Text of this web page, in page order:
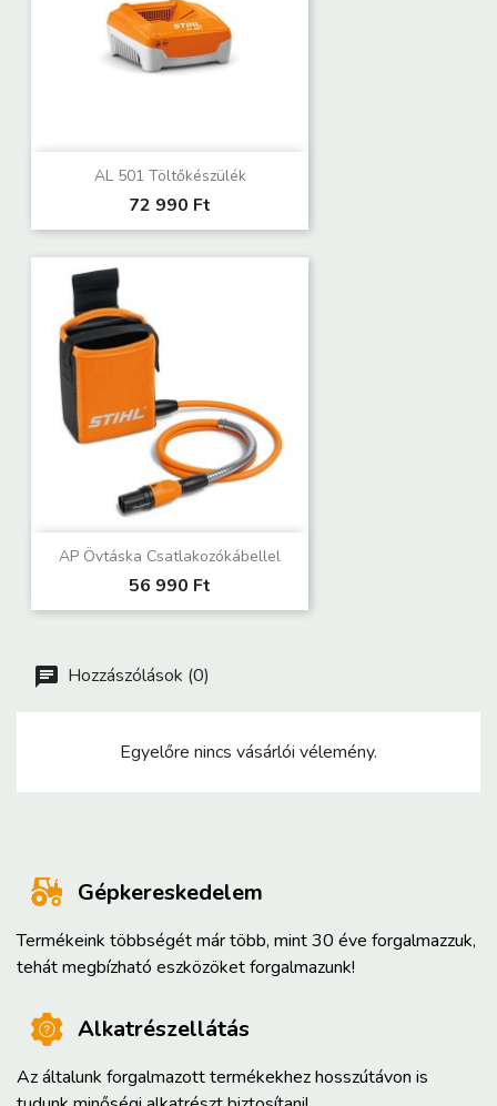
AL 501 Töltőkészülék
72 990 Ft
AP Övtáska Csatlakozókábellel
56 990 Ft
Hozzászólások (0)
Egyelőre nincs vásárlói vélemény.
Gépkereskedelem
Termékeink többségét már több, mint 30 éve forgalmazzuk,
tehát megbízható eszközöket forgalmazunk!
Alkatrészellátás
Az általunk forgalmazott termékekhez hosszútávon is